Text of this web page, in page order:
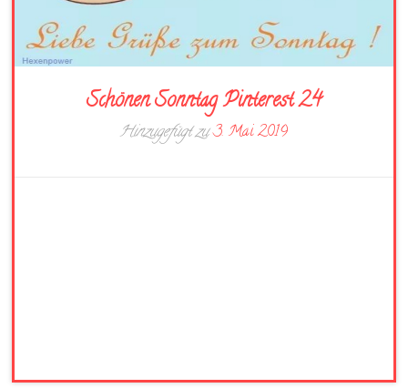
Schönen Sonntag Pinterest 24
Hinzugefügt zu3. Mai 2019